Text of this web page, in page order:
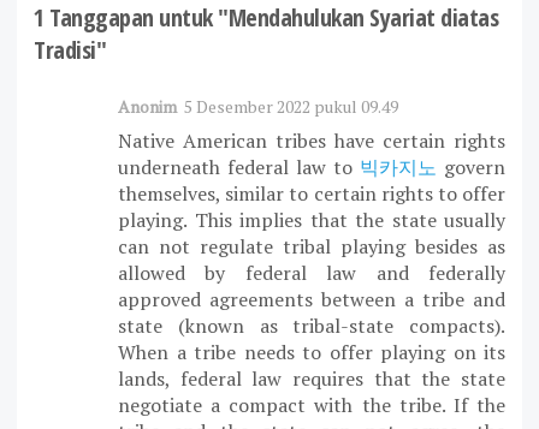
1 Tanggapan untuk "Mendahulukan Syariat diatas
Tradisi"
Anonim 5 Desember 2022 pukul 09.49
Native American tribes have certain rights
underneath federal law to 빅카지노 govern
themselves, similar to certain rights to offer
playing. This implies that the state usually
can not regulate tribal playing besides as
allowed by federal law and federally
approved agreements between a tribe and
state (known as tribal-state compacts).
When a tribe needs to offer playing on its
lands, federal law requires that the state
negotiate a compact with the tribe. If the